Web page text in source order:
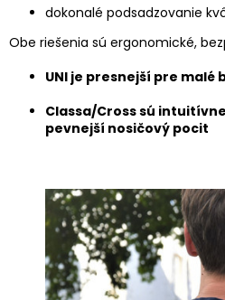
dokonalé podsadzovanie
Obe riešenia sú ergonomické,
UNI je presnejší pre malé
Classa/Cross sú
pevnejší nosičový pocit